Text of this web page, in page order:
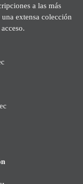
a las más
extensa colección